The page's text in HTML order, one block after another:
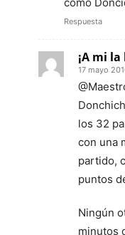
Respuesta
¡A mi
17 mayo
los 32
con una
partido,
puntos
Ningún
minutos